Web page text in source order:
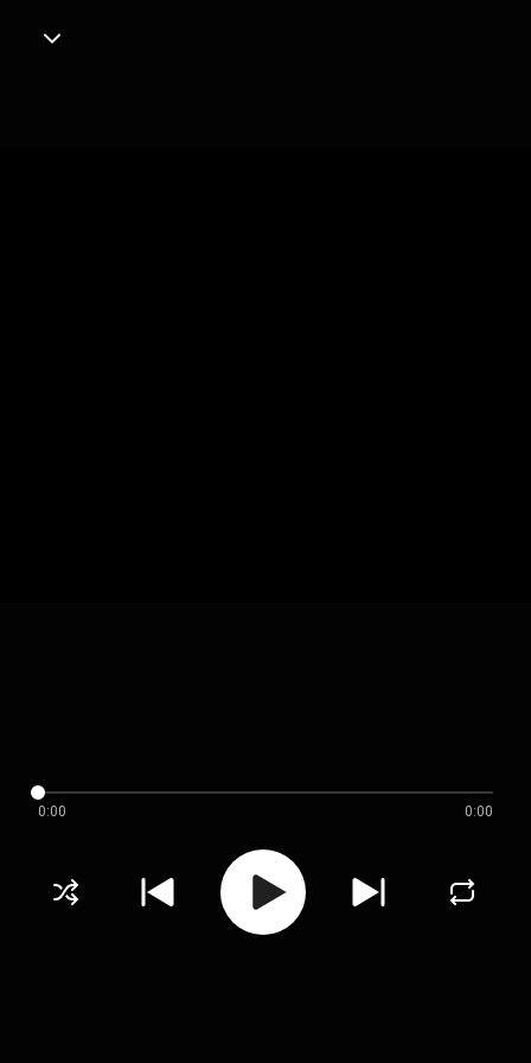
0:00 0:00